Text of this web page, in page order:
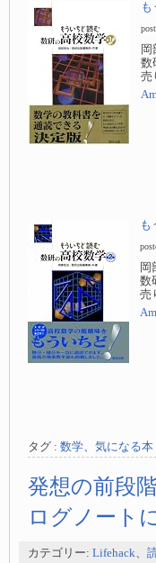
も
岡
数
売
も
岡
数
売
タグ : 数学、 気になる本
発想の前段
ログノート
カテゴリー: Lifehack、